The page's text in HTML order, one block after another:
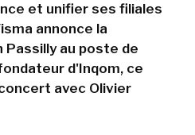
et unifier ses filiales
annonce la
Passilly au poste de
d'Inqom, ce
avec Olivier